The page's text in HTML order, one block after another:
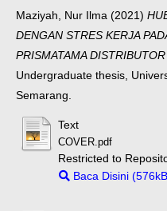
Maziyah, Nur Ilma (2021)
DENGAN STRES KERJA
PRISMATAMA
Undergraduate thesis,
Semarang.
Text
COVER.pdf
Restricted to
Baca Disini